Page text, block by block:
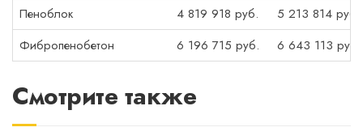
Пеноблок
4 819 918 руб.
5 213 814 руб.
Фибропенобетон
6 196 715 руб. 6 643 113 руб.
Смотрите также